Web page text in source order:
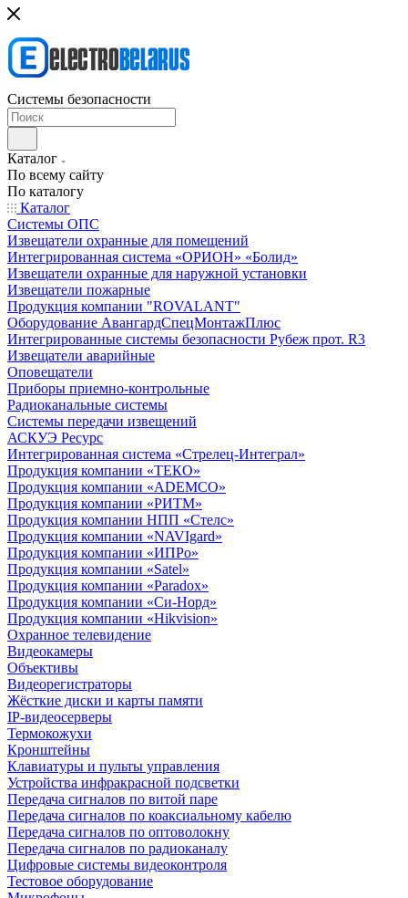
Системы безопасности
Каталог
По всему сайту
По каталогу
Каталог
Системы ОПС
Извещатели охранные для помещений
Интегрированная система «ОРИОН» «Болид»
Извещатели охранные для наружной установки
Извещатели пожарные
Продукция компании "ROVALANT"
Оборудование АвангардСпецМонтажПлюс
Интегрированные системы безопасности Рубеж прот. R3
Извещатели аварийные
Оповещатели
Приборы приемно-контрольные
Радиоканальные системы
Системы передачи извещений
АСКУЭ Ресурс
Интегрированная система «Стрелец-Интеграл»
Продукция компании «ТЕКО»
Продукция компании «ADEMCO»
Продукция компании «РИТМ»
Продукция компании НПП «Стелс»
Продукция компании «NAVIgard»
Продукция компании «ИПРо»
Продукция компании «Satel»
Продукция компании «Paradox»
Продукция компании «Си-Норд»
Продукция компании «Hikvision»
Охранное телевидение
Видеокамеры
Объективы
Видеорегистраторы
Жёсткие диски и карты памяти
IP-видеосерверы
Термокожухи
Кронштейны
Клавиатуры и пульты управления
Устройства инфракрасной подсветки
Передача сигналов по витой паре
Передача сигналов по коаксиальному кабелю
Передача сигналов по оптоволокну
Передача сигналов по радиоканалу
Цифровые системы видеоконтроля
Тестовое оборудование